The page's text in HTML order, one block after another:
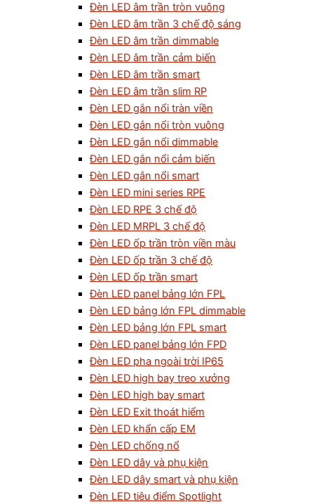
Đèn LED âm trần tròn vuông
Đèn LED âm trần 3 chế độ sáng
Đèn LED âm trần dimmable
Đèn LED âm trần cảm biến
Đèn LED âm trần smart
Đèn LED âm trần slim RP
Đèn LED gắn nổi tràn viền
Đèn LED gắn nổi tròn vuông
Đèn LED gắn nổi dimmable
Đèn LED gắn nổi cảm biến
Đèn LED gắn nổi smart
Đèn LED mini series RPE
Đèn LED RPE 3 chế độ
Đèn LED MRPL 3 chế độ
Đèn LED ốp trần tròn viền màu
Đèn LED ốp trần 3 chế độ
Đèn LED ốp trần smart
Đèn LED panel bảng lớn FPL
Đèn LED bảng lớn FPL dimmable
Đèn LED bảng lớn FPL smart
Đèn LED panel bảng lớn FPD
Đèn LED pha ngoài trời IP65
Đèn LED high bay treo xưởng
Đèn LED high bay smart
Đèn LED Exit thoát hiểm
Đèn LED khẩn cấp EM
Đèn LED chống nổ
Đèn LED dây và phụ kiện
Đèn LED dây smart và phụ kiện
Đèn LED tiêu điểm Spotlight